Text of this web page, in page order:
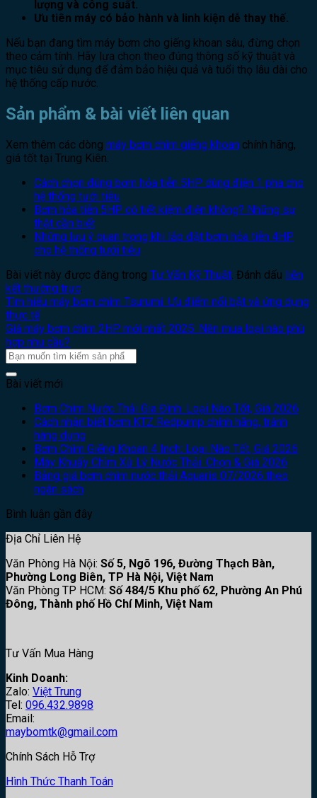
lượng và công suất.
Ưu tiên máy có bảo hành và linh kiện dễ thay thế.
Nếu bạn đang tìm máy bơm cho giếng khoan sâu, đừng chọn
theo cảm tính. Hãy lựa chọn theo đúng thông số kỹ thuật và
mục tiêu sử dụng để đảm bảo hiệu quả và tuổi thọ lâu dài cho
hệ thống cấp nước.
Sản phẩm & bài viết liên quan
Xem thêm các dòng máy bơm chìm giếng khoan chính hãng,
giá tốt tại Trung Kiên.
Cách chọn đúng bơm hỏa tiễn 5HP dùng điện 1 pha cho
hệ thống tưới tiêu
Bơm hỏa tiễn 5HP có tiết kiệm điện không? Những sự
thật cần biết
Những lưu ý quan trọng khi lắp đặt bơm hỏa tiễn 4HP
cho hệ thống tưới tiêu
Bài viết này được đăng trong Tư Vấn Kỹ Thuật. Đánh dấu liên
kết thường trực.
Tìm hiểu máy bơm chìm Tsurumi: Ưu điểm nổi bật và ứng dụng
thực tế
Giá máy bơm chìm 2HP mới nhất 2025: Nên mua loại nào phù
hợp nhu cầu?
Bài viết mới
Bơm Chìm Nước Thải Gia Đình: Loại Nào Tốt, Giá 2026
Cách nhận biết bơm KTZ Redpump chính hãng, tránh
hàng dựng
Bơm Chìm Giếng Khoan 4 Inch: Loại Nào Tốt, Giá 2026
Máy Khuấy Chìm Xử Lý Nước Thải: Chọn & Giá 2026
Bảng giá bơm chìm nước thải Aquaris 07/2026 theo
ngân sách
Bình luận gần đây
Địa Chỉ Liên Hệ
Văn Phòng Hà Nội: Số 5, Ngõ 196, Đường Thạch Bàn,
Phường Long Biên, TP Hà Nội, Việt Nam
Văn Phòng TP HCM: Số 484/5 Khu phố 62, Phường An Phú
Đông, Thành phố Hồ Chí Minh, Việt Nam
Tư Vấn Mua Hàng
Kinh Doanh:
Zalo: Việt Trung
Tel: 096.432.9898
Email:
maybomtk@gmail.com
Chính Sách Hỗ Trợ
Hình Thức Thanh Toán